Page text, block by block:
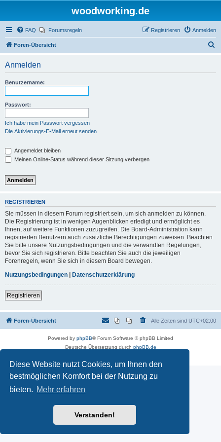
Diese Website nutzt Cookies, um Ihnen den
bestmöglichen Komfort bei der Nutzung zu
bieten. Mehr erfahren
Verstanden!
woodworking.de
FAQ Forumsregeln Anmelden
Registrieren
Foren-Übersicht
Anmelden
Benutzername:
Passwort:
Ich habe mein Passwort vergessen
Die Aktivierungs-E-Mail erneut senden
Angemeldet bleiben
Meinen Online-Status während dieser Sitzung verbergen
REGISTRIEREN
Sie müssen in diesem Forum registriert sein, um sich anmelden zu können.
Die Registrierung ist in wenigen Augenblicken erledigt und ermöglicht es
Ihnen, auf weitere Funktionen zuzugreifen. Die Board-Administration kann
registrierten Benutzern auch zusätzliche Berechtigungen zuweisen. Beachten
Sie bitte unsere Nutzungsbedingungen und die verwandten Regelungen,
bevor Sie sich registrieren. Bitte beachten Sie auch die jeweiligen
Forenregeln, wenn Sie sich in diesem Board bewegen.
Nutzungsbedingungen | Datenschutzerklärung
Registrieren
Foren-Übersicht Alle Zeiten sind UTC+02:00
Powered by phpBB® Forum Software © phpBB Limited
Deutsche Übersetzung durch phpBB.de